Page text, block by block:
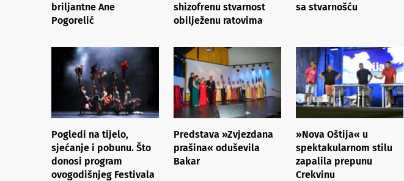
briljantne Ane
Pogorelić
shizofrenu stvarnost
obilježenu ratovima
sa stvarnošću
Pogledi na tijelo,
sjećanje i pobunu. Što
donosi program
ovogodišnjeg Festivala
Predstava »Zvjezdana
prašina« oduševila
Bakar
»Nova Oštija« u
spektakularnom stilu
zapalila prepunu
Crekvinu